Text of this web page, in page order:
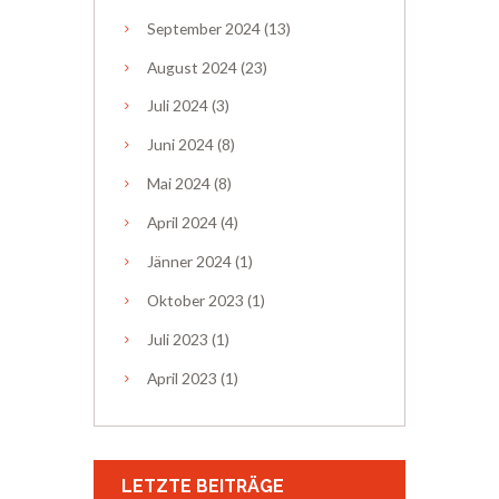
September 2024(13)
August 2024(23)
Juli2024(3)
Juni 2024(8)
Mai 2024(8)
April 2024(4)
Jänner 2024(1)
Oktober 2023 (1)
Juli 2023 (1)
April 2023 (1)
LETZTE BEITRÄGE